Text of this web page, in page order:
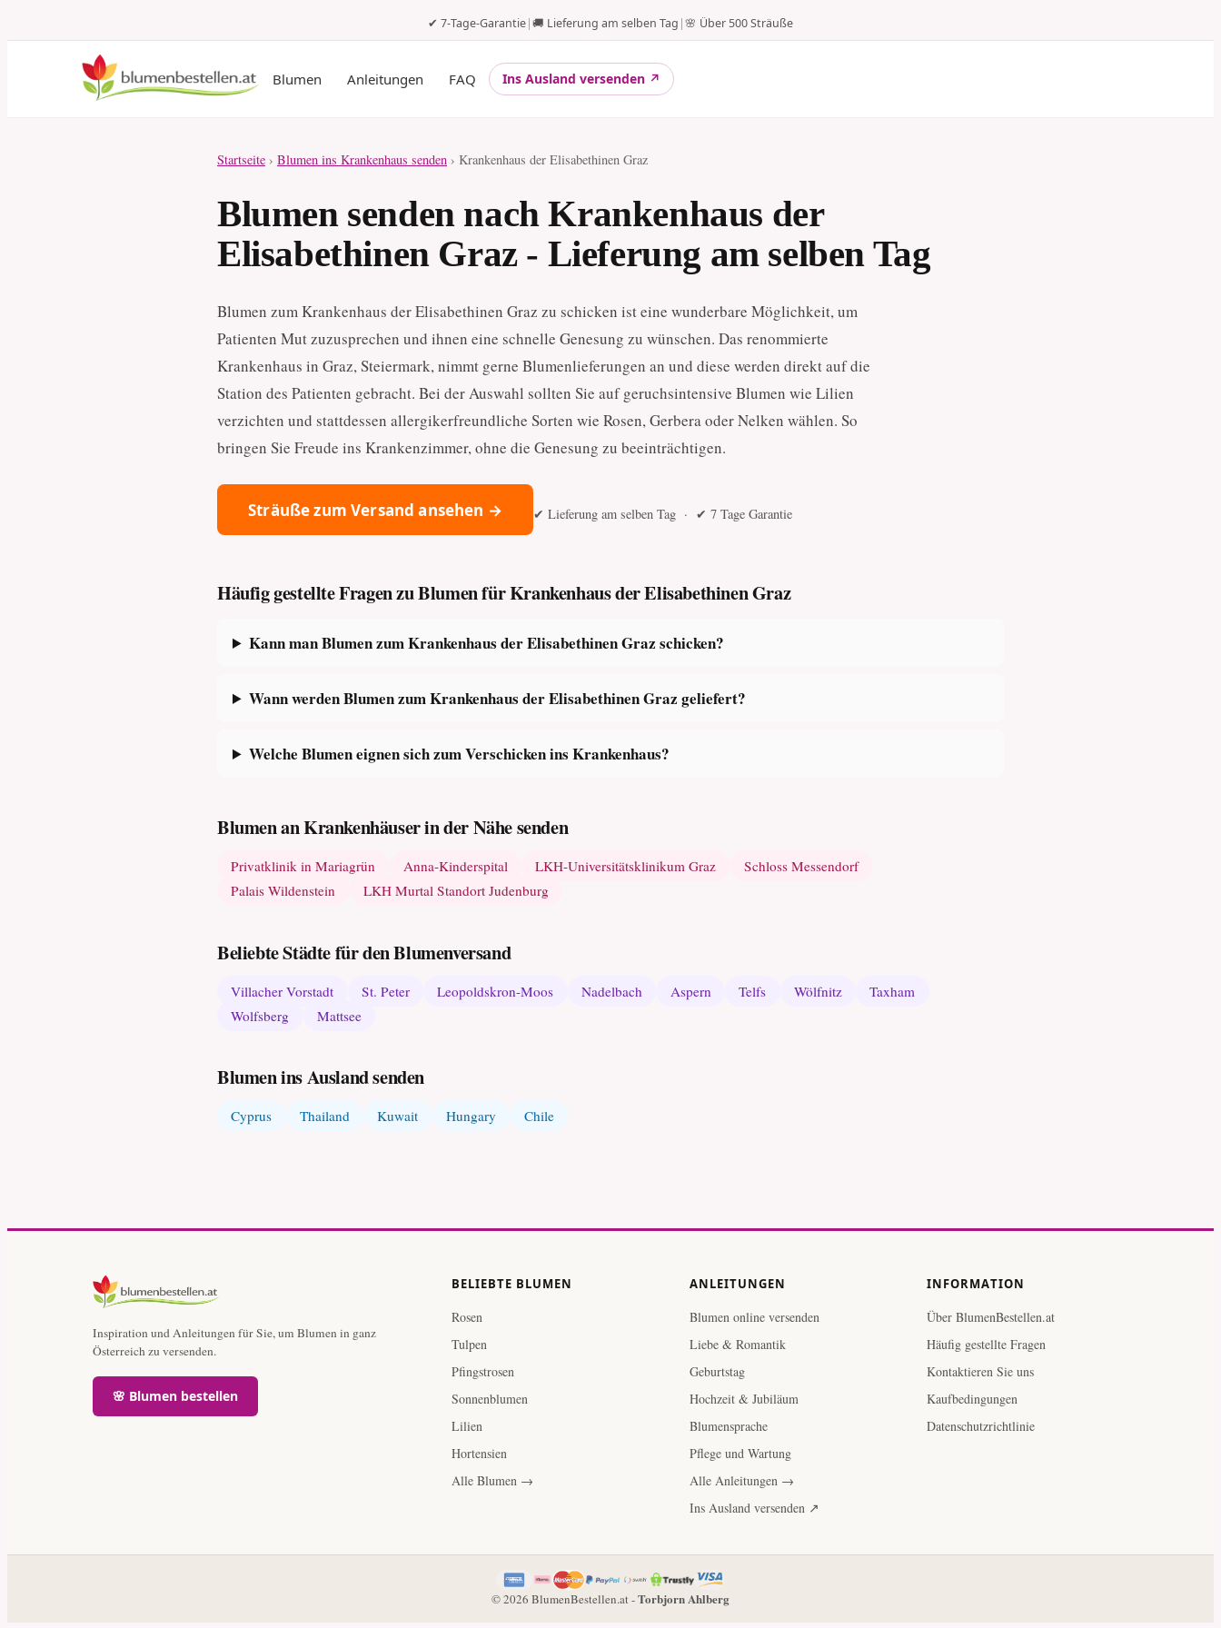
✔ 7-Tage-Garantie|🚚 Lieferung am selben Tag |🌸 Über 500 Sträuße
Blumen Anleitungen FAQ Ins Ausland versenden ↗
Startseite › Blumen ins Krankenhaus senden › Krankenhaus der Elisabethinen Graz
Blumen senden nach Krankenhaus der
Elisabethinen Graz - Lieferung am selben Tag
Blumen zum Krankenhaus der Elisabethinen Graz zu schicken ist eine wunderbare Möglichkeit, um
Patienten Mut zuzusprechen und ihnen eine schnelle Genesung zu wünschen. Das renommierte
Krankenhaus in Graz, Steiermark, nimmt gerne Blumenlieferungen an und diese werden direkt auf die
Station des Patienten gebracht. Bei der Auswahl sollten Sie auf geruchsintensive Blumen wie Lilien
verzichten und stattdessen allergikerfreundliche Sorten wie Rosen, Gerbera oder Nelken wählen. So
bringen Sie Freude ins Krankenzimmer, ohne die Genesung zu beeinträchtigen.
Sträuße zum Versand ansehen → ✔ Lieferung am selben Tag · ✔ 7 Tage Garantie
Häufig gestellte Fragen zu Blumen für Krankenhaus der Elisabethinen Graz
Kann man Blumen zum Krankenhaus der Elisabethinen Graz schicken?
Wann werden Blumen zum Krankenhaus der Elisabethinen Graz geliefert?
Welche Blumen eignen sich zum Verschicken ins Krankenhaus?
Blumen an Krankenhäuser in der Nähe senden
Privatklinik in Mariagrün Anna-Kinderspital LKH-Universitätsklinikum Graz
Schloss Messendorf
Palais Wildenstein
LKH Murtal Standort Judenburg
Beliebte Städte für den Blumenversand
Villacher Vorstadt St. Peter Leopoldskron-Moos Nadelbach Aspern Telfs Wölfnitz
Taxham
Wolfsberg
Mattsee
Blumen ins Ausland senden
Cyprus Thailand Kuwait Hungary Chile
Inspiration und Anleitungen für Sie, um Blumen in ganz
Österreich zu versenden.
🌸 Blumen bestellen
BELIEBTE BLUMEN
Rosen
Tulpen
Pfingstrosen
Sonnenblumen
Lilien
Hortensien
Alle Blumen →
ANLEITUNGEN
Blumen online versenden
Liebe & Romantik
Geburtstag
Hochzeit & Jubiläum
Blumensprache
Pflege und Wartung
Alle Anleitungen →
Ins Ausland versenden ↗
INFORMATION
Über BlumenBestellen.at
Häufig gestellte Fragen
Kontaktieren Sie uns
Kaufbedingungen
Datenschutzrichtlinie
© 2026 BlumenBestellen.at -Torbjorn Ahlberg